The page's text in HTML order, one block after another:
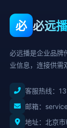
必 必远播
必远播是企业品牌
业信息，连接供需
客服热线：
邮箱：
地址：北京